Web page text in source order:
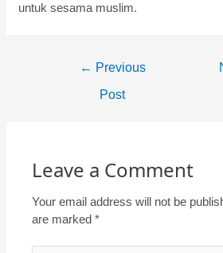
untuk sesama muslim.
← Previous
Post
Leave a Comment
Your email address will not be
are marked*